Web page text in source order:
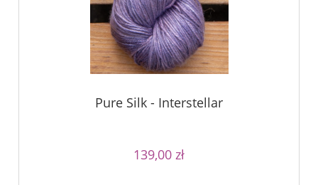
Pure Silk - Interstellar
139,00 zł